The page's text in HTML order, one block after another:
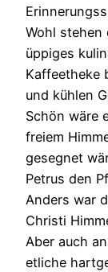
Wohl stehen
üppiges
Kaffeetheke
und kühlen
Schön wäre
freiem
gesegnet
Petrus den
Anders war
Christi
Aber auch
etliche